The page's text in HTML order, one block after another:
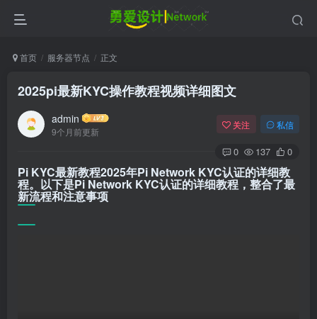
首页 服务器节点 正文
2025pi最新KYC操作教程视频详细图文
admin
9个月前更新
关注 私信
0 137 0
Pi KYC最新教程2025年Pi Network KYC认证的详细教
程。以下是Pi Network KYC认证的详细教程，整合了最
新流程和注意事项